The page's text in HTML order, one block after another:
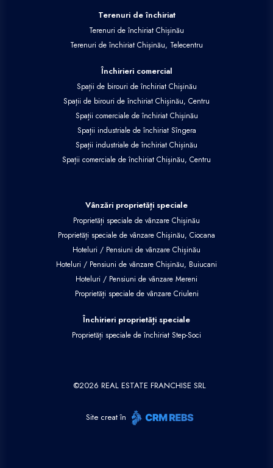
Terenuri de închiriat
Terenuri de închiriat Chișinău
Terenuri de închiriat Chișinău, Telecentru
Închirieri comercial
Spații de birouri de închiriat Chișinău
Spații de birouri de închiriat Chișinău, Centru
Spații comerciale de închiriat Chișinău
Spații industriale de închiriat Sîngera
Spații industriale de închiriat Chișinău
Spații comerciale de închiriat Chișinău, Centru
Vânzări proprietăți speciale
Proprietăți speciale de vânzare Chișinău
Proprietăți speciale de vânzare Chișinău, Ciocana
Hoteluri / Pensiuni de vânzare Chișinău
Hoteluri / Pensiuni de vânzare Chișinău, Buiucani
Hoteluri / Pensiuni de vânzare Mereni
Proprietăți speciale de vânzare Criuleni
Închirieri proprietăți speciale
Proprietăți speciale de închiriat Step-Soci
©2026 REAL ESTATE FRANCHISE SRL
Site creat în